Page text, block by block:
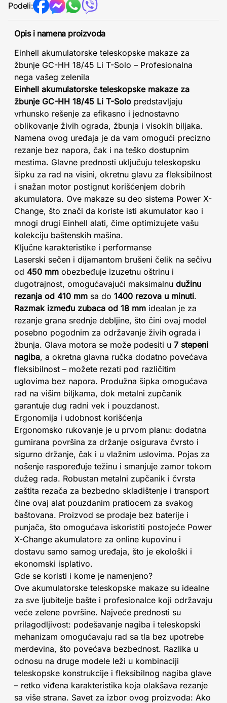
Podeli:
Opis i namena proizvoda
Einhell akumulatorske teleskopske makaze za
žbunje GC-HH 18/45 Li T-Solo – Profesionalna
nega vašeg zelenila
Einhell akumulatorske teleskopske makaze za
žbunje GC-HH 18/45 Li T-Solo predstavljaju
vrhunsko rešenje za efikasno i jednostavno
oblikovanje živih ograda, žbunja i visokih biljaka.
Namena ovog uređaja je da vam omogući precizno
rezanje bez napora, čak i na teško dostupnim
mestima. Glavne prednosti uključuju teleskopsku
šipku za rad na visini, okretnu glavu za fleksibilnost
i snažan motor postignut korišćenjem dobrih
akumulatora. Ove makaze su deo sistema Power X-
Change, što znači da koriste isti akumulator kao i
mnogi drugi Einhell alati, čime optimizujete vašu
kolekciju baštenskih mašina.
Ključne karakteristike i performanse
Laserski sečen i dijamantom brušeni čelik na sečivu
od 450 mm obezbeđuje izuzetnu oštrinu i
dugotrajnost, omogućavajući maksimalnu dužinu
rezanja od 410 mm sa do 1400 rezova u minuti.
Razmak između zubaca od 18 mm idealan je za
rezanje grana srednje debljine, što čini ovaj model
posebno pogodnim za održavanje živih ograda i
žbunja. Glava motora se može podesiti u 7 stepeni
nagiba, a okretna glavna ručka dodatno povećava
fleksibilnost – možete rezati pod različitim
uglovima bez napora. Produžna šipka omogućava
rad na višim biljkama, dok metalni zupčanik
garantuje dug radni vek i pouzdanost.
Ergonomija i udobnost korišćenja
Ergonomsko rukovanje je u prvom planu: dodatna
gumirana površina za držanje osigurava čvrsto i
sigurno držanje, čak i u vlažnim uslovima. Pojas za
nošenje raspoređuje težinu i smanjuje zamor tokom
dužeg rada. Robustan metalni zupčanik i čvrsta
zaštita rezača za bezbedno skladištenje i transport
čine ovaj alat pouzdanim pratiocem za svakog
baštovana. Proizvod se prodaje bez baterije i
punjača, što omogućava iskoristiti postojeće Power
X-Change akumulatore za online kupovinu i
dostavu samo samog uređaja, što je ekološki i
ekonomski isplativo.
Gde se koristi i kome je namenjeno?
Ove akumulatorske teleskopske makaze su idealne
za sve ljubitelje bašte i profesionalce koji održavaju
veće zelene površine. Najveće prednosti su
prilagodljivost: podešavanje nagiba i teleskopski
mehanizam omogućavaju rad sa tla bez upotrebe
merdevina, što povećava bezbednost. Razlika u
odnosu na druge modele leži u kombinaciji
teleskopske konstrukcije i fleksibilnog nagiba glave
– retko viđena karakteristika koja olakšava rezanje
sa više strana. Savet za izbor ovog proizvoda: Ako